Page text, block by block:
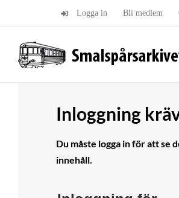
Logga in Bli medlem
Inloggning
Du måste logga in för att se
innehåll.